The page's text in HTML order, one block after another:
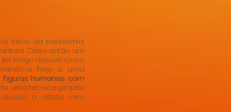
início da pandemia,
Criou então um
longo desses cinco
a hoje a uma
figuras humanas com
uma técnica própria
a artista vem